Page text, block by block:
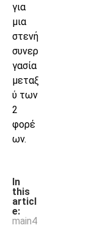
για
μια
στενή
συνερ
γασία
μεταξ
ύ των
2
φορέ
ων.
In
this
articl
e:
main4